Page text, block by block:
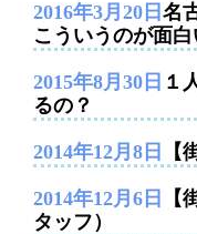
2016年3月20日 名
こういうのが面白
2015年8月30日 １
るの？
2014年12月8日 【
2014年12月6日
【
タッフ）